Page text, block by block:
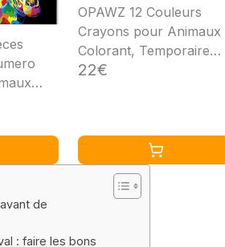
12 ans
OPAWZ 12 Couleurs
Crayons pour Animaux
Colorant, Temporaire
Teinture Chien, Teinture
22€
de
: faire les bons